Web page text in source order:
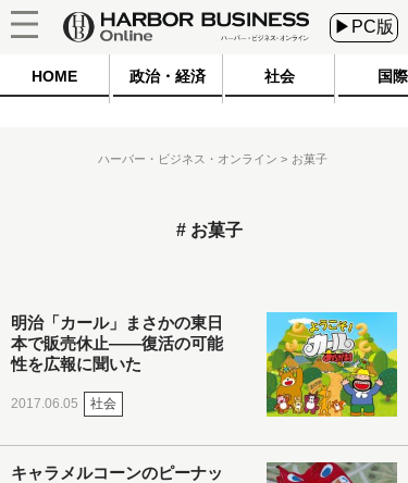
▶PC版
HOME 政治・経済 社会 国際
ハーバー・ビジネス・オンライン お菓子
お菓子
明治「カール」まさかの東日
本で販売休止――復活の可能
性を広報に聞いた
2017.06.05 社会
キャラメルコーンのピーナッ